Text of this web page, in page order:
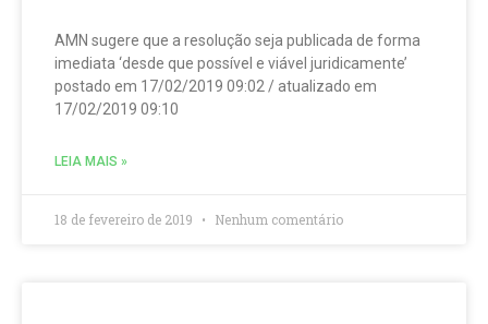
AMN sugere que a resolução seja publicada de forma
imediata ‘desde que possível e viável juridicamente’
postado em 17/02/2019 09:02 / atualizado em
17/02/2019 09:10
LEIA MAIS »
18 de fevereiro de 2019 Nenhum comentário